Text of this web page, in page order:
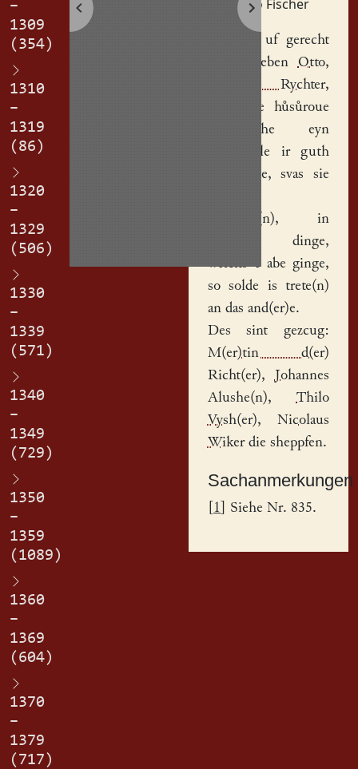
–
1309
(354)
1310
–
1319
(86)
1320
–
1329
(506)
1330
–
1339
(571)
1340
–
1349
(729)
1350
–
1359
(1089)
1360
–
1369
(604)
1370
–
1379
(717)
Thilo Fischer
Ez hant uf gerecht
und gegebenOtto,
gena(n)t Rychter,
und sine hůsůroue
Margarethe eyn
ander alle ir guth
habe, svas sie
gewinne(n), in
jeheteme dinge,
welchs e abe ginge,
so solde is trete(n)
an das and(er)e.
Des sint gezcug:
M(er)tin d(er)
Richt(er),Johannes
Alushe(n),Thilo
Vysh(er), Nicolaus
Wikerdie sheppfen.
Sachanmerkungen
1 ] Siehe Nr. 835.